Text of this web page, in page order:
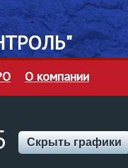
О компании
Скрыть графики